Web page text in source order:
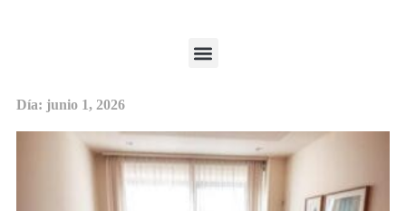
Día: junio 1, 2026